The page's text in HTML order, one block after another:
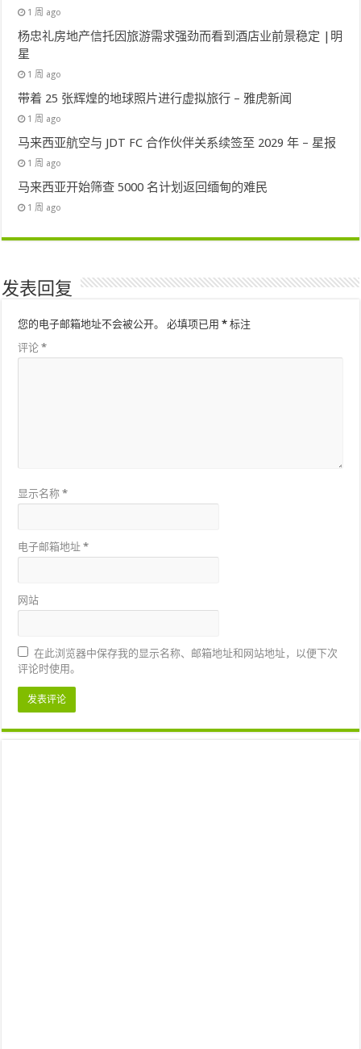
1 周 ago
杨忠礼房地产信托因旅游需求强劲而看到酒店业前景稳定 |明
星
1 周 ago
带着 25 张辉煌的地球照片进行虚拟旅行 – 雅虎新闻
1 周 ago
马来西亚航空与 JDT FC 合作伙伴关系续签至 2029 年 – 星报
1 周 ago
马来西亚开始筛查 5000 名计划返回缅甸的难民
1 周 ago
发表回复
您的电子邮箱地址不会被公开。 必填项已用* 标注
评论*
显示名称*
电子邮箱地址*
网站
在此浏览器中保存我的显示名称、邮箱地址和网站地址，以便下次
评论时使用。